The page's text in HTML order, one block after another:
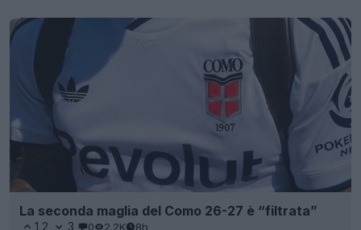
La seconda maglia del Como 26-27 è “filtrata”
12 3 0 2.2K 8h